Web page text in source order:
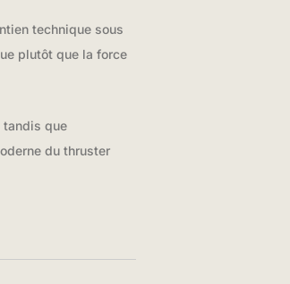
technique sous
plutôt que la force
tandis que
du thruster